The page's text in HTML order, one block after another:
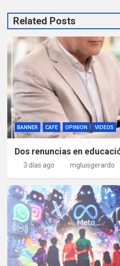
Related Posts
BANNER CAFE OPINION VIDEOS
Dos renuncias en
3 días ago mgluisgerardo